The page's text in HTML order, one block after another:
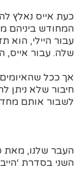
כעת אייס נאלץ
המחודש ביניהם
עבור היילי, הוא
שלה. עבור אייס,
אך ככל
חיבור שלא ניתן
לשבור אותם
העבר שלנו, מאת
השני בסדרת